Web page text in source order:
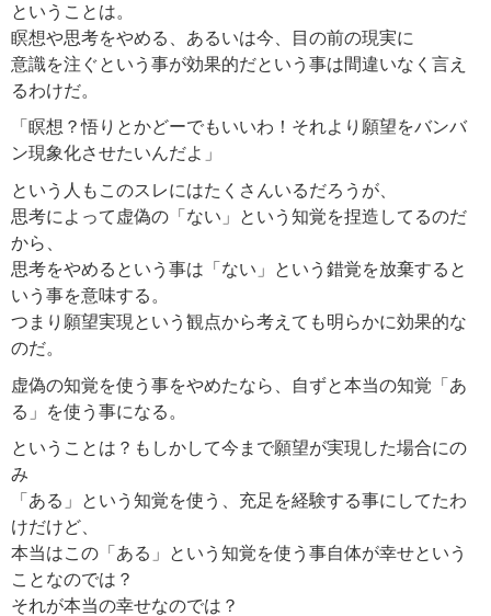
ということは。
瞑想や思考をやめる、あるいは今、目の前の現実に
意識を注ぐという事が効果的だという事は間違いなく言え
るわけだ。
「瞑想？悟りとかどーでもいいわ！それより願望をバンバ
ン現象化させたいんだよ」
という人もこのスレにはたくさんいるだろうが、
思考によって虚偽の「ない」という知覚を捏造してるのだ
から、
思考をやめるという事は「ない」という錯覚を放棄すると
いう事を意味する。
つまり願望実現という観点から考えても明らかに効果的な
のだ。
虚偽の知覚を使う事をやめたなら、自ずと本当の知覚「あ
る」を使う事になる。
ということは？もしかして今まで願望が実現した場合にの
み
「ある」という知覚を使う、充足を経験する事にしてたわ
けだけど、
本当はこの「ある」という知覚を使う事自体が幸せという
ことなのでは？
それが本当の幸せなのでは？